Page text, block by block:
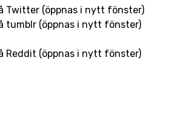
Twitter (öppnas i nytt fönster)
tumblr (öppnas i nytt fönster)
Reddit (öppnas i nytt fönster)